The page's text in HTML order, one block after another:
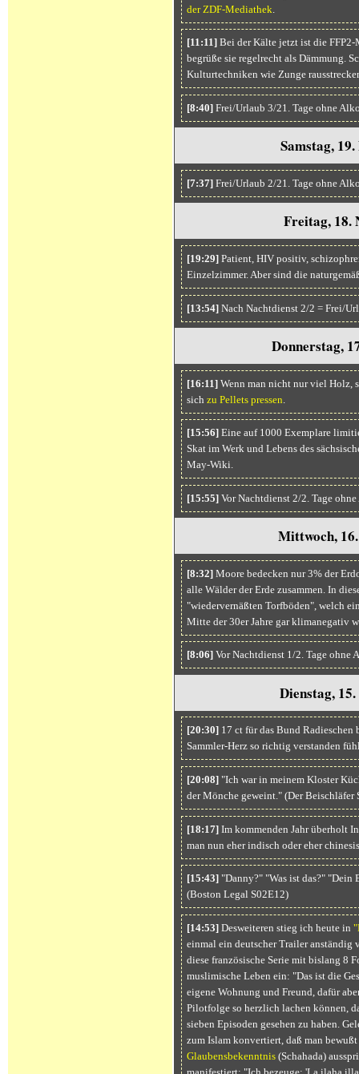
der ZDF-Mediathek
[11:11]Bei der Kälte jetzt ist die FFP2-
begrüße sie regelrecht als Dämmung.
Kulturtechniken wie Zunge
[8:40]Frei/Urlaub 3/21. Tage ohne
Samstag,
[7:37]Frei/Urlaub 2/21. Tage ohne
Freitag, 18.
[19:29]Patient, HIV positiv,
Einzelzimmer. Aber sind die
[13:54]Nach Nachtdienst 2/2 = Frei/
Donnerstag,
[16:11]Wenn man nicht nur viel Holz,
sich zu Pellets pressen
[15:56]Eine auf 1000 Exemplare
Skat im Werk und Lebens des
May-Wiki.
[15:55]Vor Nachtdienst 2/2. Tage
Mittwoch,
[8:32]Moore bedecken nur 3% der
alle Wälder der Erde zusammen. In
"wiedervernäßten Torfböden", welch
Mitte der 30er Jahre gar klimanegativ
[8:06]Vor Nachtdienst 1/2. Tage ohne
Dienstag,
[20:30]17 ct für das Bund Radieschen
Sammler-Herz so richtig verstanden
[20:08]"Ich war in meinem Kloster
der Mönche geweint." (Der Beischläfer
[18:17]Im kommenden Jahr überholt
man nun eher indisch oder eher
[15:43]"Danny?" "Was ist das?" "Dein
(Boston Legal S02E12)
[14:53]Desweiteren stieg ich heute in
einmal ein deutscher Trailer
diese französische Serie mit bislang 8
muslimische Leben ein: "Das ist die
eigene Wohnung und Freund, dafür
Pilotfolge so herzlich lachen können,
sieben Episoden gesehen zu haben.
zum Islam konvertiert, daß man
Glaubensbekenntnis(Schahada)